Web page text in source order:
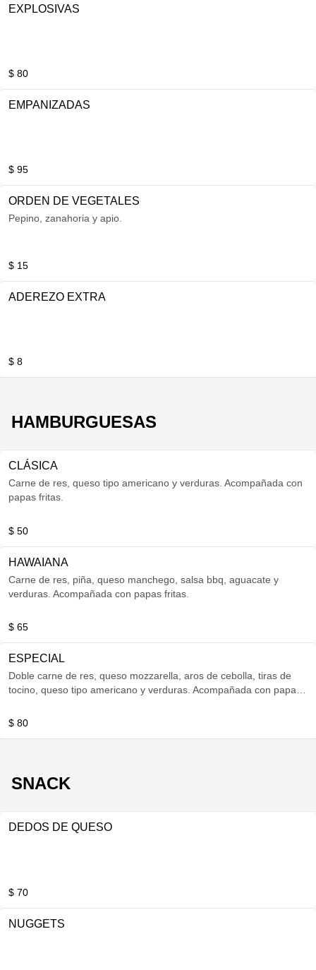
EXPLOSIVAS
$ 80
EMPANIZADAS
$ 95
ORDEN DE VEGETALES
Pepino, zanahoria y apio.
$ 15
ADEREZO EXTRA
$ 8
HAMBURGUESAS
CLÁSICA
Carne de res, queso tipo americano y verduras. Acompañada con
papas fritas.
$ 50
HAWAIANA
Carne de res, piña, queso manchego, salsa bbq, aguacate y
verduras. Acompañada con papas fritas.
$ 65
ESPECIAL
Doble carne de res, queso mozzarella, aros de cebolla, tiras de
tocino, queso tipo americano y verduras. Acompañada con papas
$ 80
SNACK
DEDOS DE QUESO
$ 70
NUGGETS